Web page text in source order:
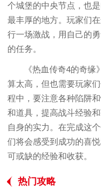
个城堡的中央节点，也
最丰厚的地方。玩家们
行一场激战，用自己的
的任务。
《热血传奇4的奇
算太高，但也需要玩家
程中，要注意各种陷阱
和道具，提高战斗经验
自身的实力。在完成这
们将会感受到成功的喜
可或缺的经验和收获。
热门攻略